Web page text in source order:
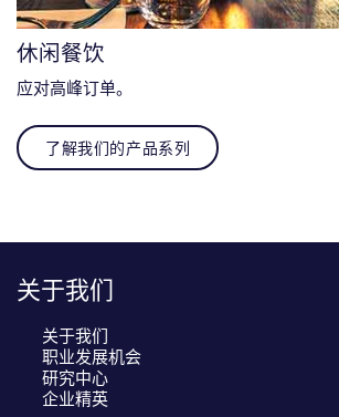
休闲餐饮
应对高峰订单。
了解我们的产品系列
关于我们
关于我们
职业发展机会
研究中心
企业精英